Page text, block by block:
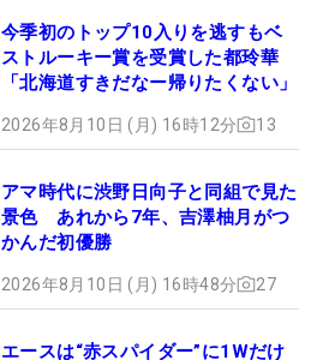
今季初のトップ10入りを逃すもベ
ストルーキー賞を受賞した都玲華
「北海道すきだなー帰りたくない」
2026年8月10日 (月) 16時12分 13
アマ時代に渋野日向子と同組で見た
景色 あれから7年、吉澤柚月がつ
かんだ初優勝
2026年8月10日 (月) 16時48分 27
エースは“赤スパイダー”に1Wだけ